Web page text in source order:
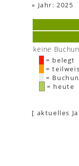
» Jahr: 2025
keine
= belegt
=
=
= heute
[ aktuelles